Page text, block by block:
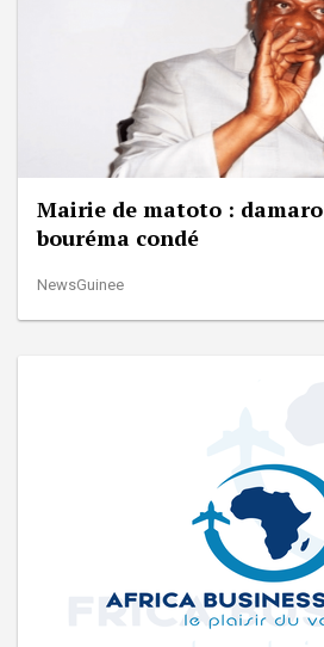
Mairie de matoto :
bouréma condé
NewsGuinee